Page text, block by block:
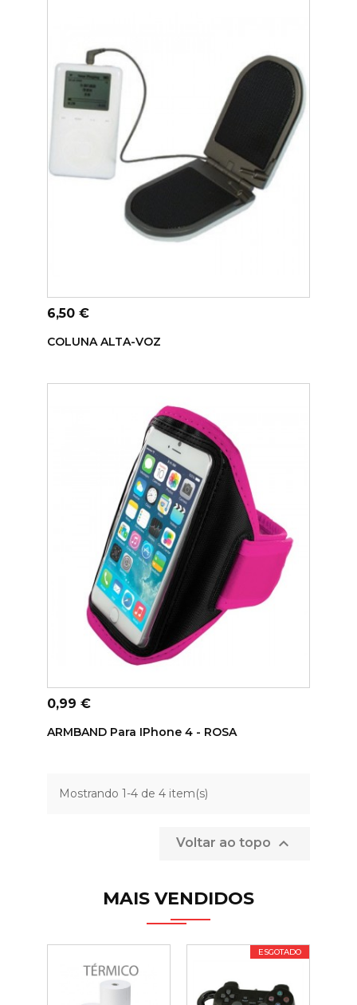
ADICIONAR AO CARRINHO
Preço
6,50 €
COLUNA ALTA-VOZ
ADICIONAR AO CARRINHO
Preço
0,99 €
ARMBAND Para IPhone 4 - ROSA
Mostrando 1-4 de 4 item(s)
Voltar ao topo 
MAIS VENDIDOS
ESGOTADO